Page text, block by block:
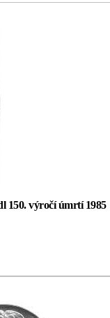
150. výročí úmrtí 1985